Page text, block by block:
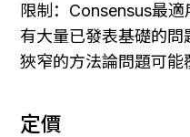
限制：Consensus最
有大量已發表基礎的
狹窄的方法論問題可能
定價